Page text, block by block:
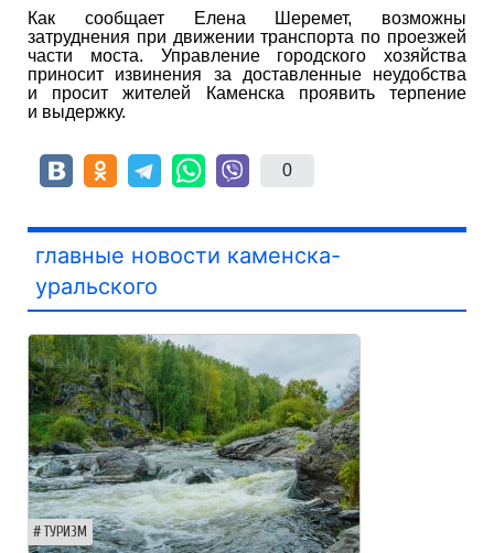
Как сообщает Елена Шеремет, возможны
затруднения при движении транспорта по проезжей
части моста. Управление городского хозяйства
приносит извинения за доставленные неудобства
и просит жителей Каменска проявить терпение
и выдержку.
0
главные новости каменска-
уральского
ТУРИЗМ